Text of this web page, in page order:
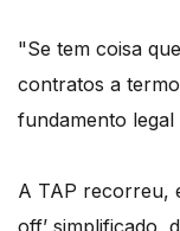
"Se tem coisa
contratos a
fundamento
A TAP recorreu,